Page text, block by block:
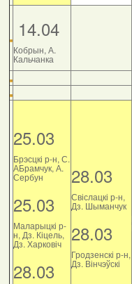
14.04
Кобрын, А.
Кальчанка
25.03
Брэсцкі р-н, С.
АБрамчук, А.
Сербун
25.03
Маларыцкі р-
н, Дз. Кіцель,
Дз. Харковіч
28.03
28.03
Свіслацкі р-н,
Дз. Шыманчук
28.03
Гродзенскі р-н,
Дз. Вінчэўскі